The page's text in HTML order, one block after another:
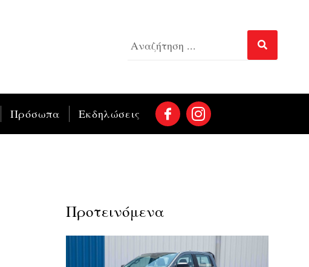
Πρόσωπα Εκδηλώσεις
Προτεινόμενα